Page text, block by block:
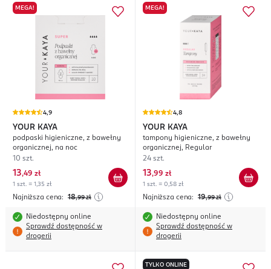
MEGA!
4,9
YOUR KAYA
podpaski higieniczne, z bawełny
organicznej, na noc
10 szt.
13,49 zł
1 szt. = 1,35 zł
Najniższa cena: 18,99 zł
Niedostępny online
Sprawdź dostępność w
drogerii
MEGA!
4,8
YOUR KAYA
tampony higieniczne, z bawełny
organicznej, Regular
24 szt.
13,99 zł
1 szt. = 0,58 zł
Najniższa cena: 19,99 zł
Niedostępny online
Sprawdź dostępność w
drogerii
TYLKO ONLINE